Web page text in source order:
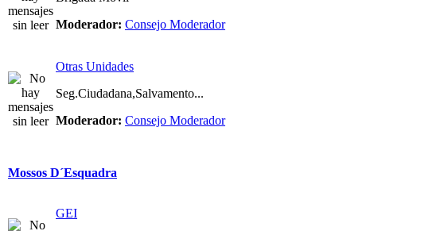
Moderador: Consejo Moderador
Otras Unidades
Seg.Ciudadana,Salvamento...
Moderador: Consejo Moderador
Mossos D´Esquadra
GEI